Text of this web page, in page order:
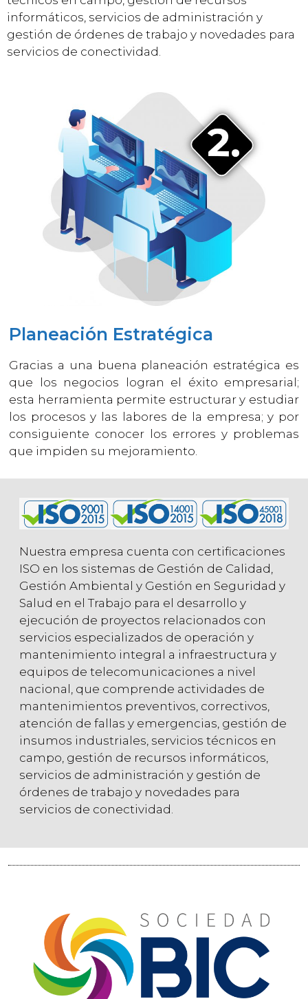
informáticos, servicios de administración y
gestión de órdenes de trabajo y novedades para
servicios de conectividad.
Planeación Estratégica
Gracias a una buena planeación estratégica es
que los negocios logran el éxito empresarial;
esta herramienta permite estructurar y estudiar
los procesos y las labores de la empresa; y por
consiguiente conocer los errores y problemas
que impiden su mejoramiento.
Nuestra empresa cuenta con certificaciones
ISO en los sistemas de Gestión de Calidad,
Gestión Ambiental y Gestión en Seguridad y
Salud en el Trabajo para el desarrollo y
ejecución de proyectos relacionados con
servicios especializados de operación y
mantenimiento integral a infraestructura y
equipos de telecomunicaciones a nivel
nacional, que comprende actividades de
mantenimientos preventivos, correctivos,
atención de fallas y emergencias, gestión de
insumos industriales, servicios técnicos en
campo, gestión de recursos informáticos,
servicios de administración y gestión de
órdenes de trabajo y novedades para
servicios de conectividad.